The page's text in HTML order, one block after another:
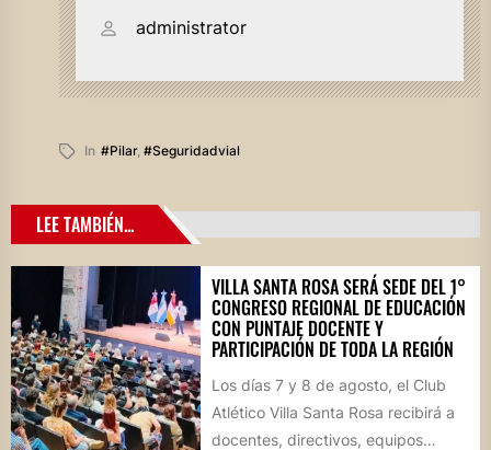
administrator
In #pilar, #seguridadvial
LEE TAMBIÉN...
VILLA SANTA ROSA SERÁ SEDE DEL 1°
CONGRESO REGIONAL DE EDUCACIÓN
CON PUNTAJE DOCENTE Y
PARTICIPACIÓN DE TODA LA REGIÓN
Los días 7 y 8 de agosto, el Club
Atlético Villa Santa Rosa recibirá a
docentes, directivos, equipos